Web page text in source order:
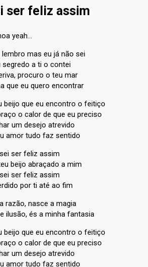
ser feliz assim
yeah...
lembro mas eu já não sei
segredo a ti o contei
procuro o teu mar
que eu quero encontrar
beijo que eu encontro o feitiço
o calor de que eu preciso
um desejo atrevido
amor tudo faz sentido
ser feliz assim
beijo abraçado a mim
ser feliz assim
por ti até ao fim
razão, nasce a magia
ilusão, és a minha fantasia
beijo que eu encontro o feitiço
o calor de que eu preciso
um desejo atrevido
amor tudo faz sentido